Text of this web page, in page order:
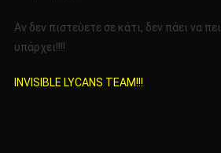
Αν δεν πιστεύετε σε κάτι, δεν πάει να
υπάρχει!!!!
INVISIBLE LYCANS TEAM!!!